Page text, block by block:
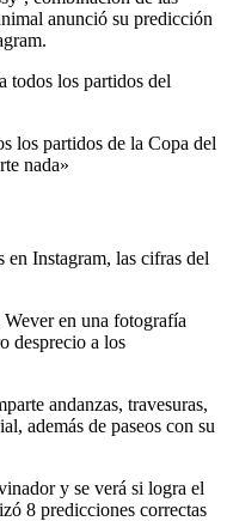
anunció su predicción
todos los partidos del
los partidos de la Copa del
nada»
Instagram, las cifras del
en una fotografía
desprecio a los
andanzas, travesuras,
además de paseos con su
y se verá si logra el
8 predicciones correctas